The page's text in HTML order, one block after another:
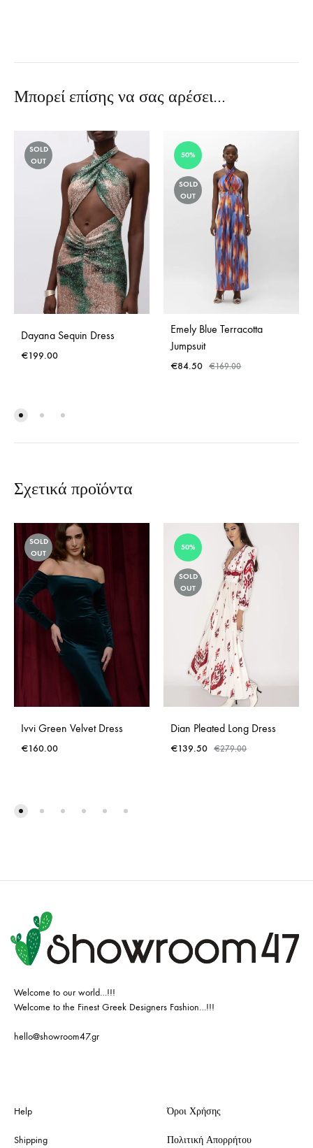
Μπορεί επίσης να σας αρέσει…
SOLD
OUT
Dayana Sequin Dress
€199.00
50%
SOLD
OUT
Emely Blue Terracotta
Jumpsuit
€84.50 €169.00
Σχετικά προϊόντα
SOLD
OUT
Ivvi Green Velvet Dress
€160.00
50%
SOLD
OUT
Dian Pleated Long Dress
€139.50 €279.00
Welcome to our world…!!!
Welcome to the Finest Greek Designers Fashion…!!!
hello@showroom47.gr
Help
Shipping
Όροι Χρήσης
Πολιτική Απορρήτου